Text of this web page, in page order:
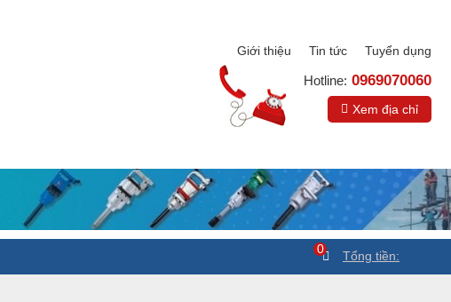
Giới thiệu Tin tức Tuyển dụng
Hotline: 0969070060
Xem địa chỉ
0 Tổng tiền: